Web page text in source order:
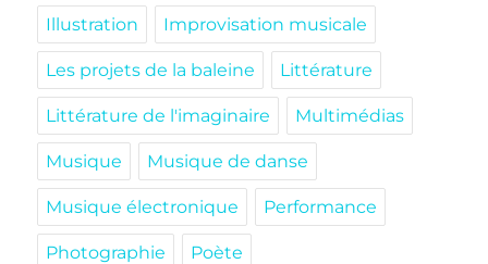
Illustration Improvisation musicale
Les projets de la baleine Littérature
Littérature de l'imaginaire Multimédias
Musique Musique de danse
Musique électronique Performance
Photographie Poète